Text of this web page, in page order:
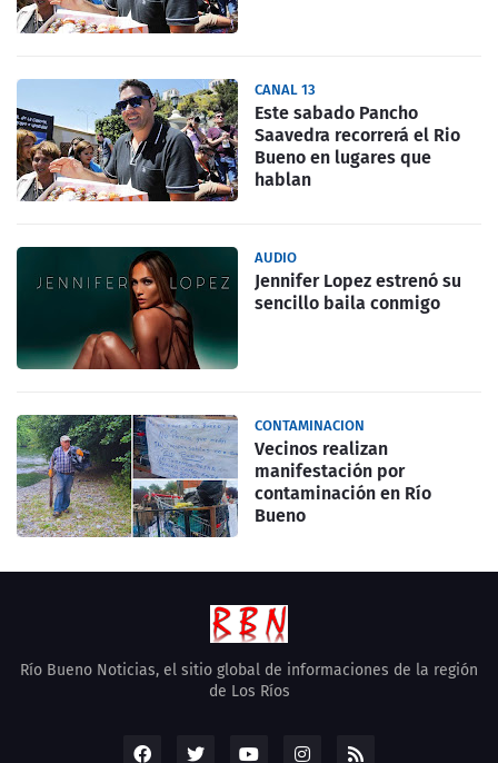
CANAL 13
Este sabado Pancho
Saavedra recorrerá el Rio
Bueno en lugares que
hablan
AUDIO
Jennifer Lopez estrenó su
sencillo baila conmigo
CONTAMINACION
Vecinos realizan
manifestación por
contaminación en Río
Bueno
Río Bueno Noticias, el sitio global de informaciones de la región
de Los Ríos